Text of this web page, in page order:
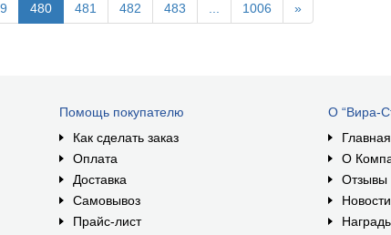
480 481 482 483 1006 »
Помощь покупателю
Как сделать заказ
Оплата
Доставка
Самовывоз
Прайс-лист
О “Вира-
Главная
О
Отзывы
Новости